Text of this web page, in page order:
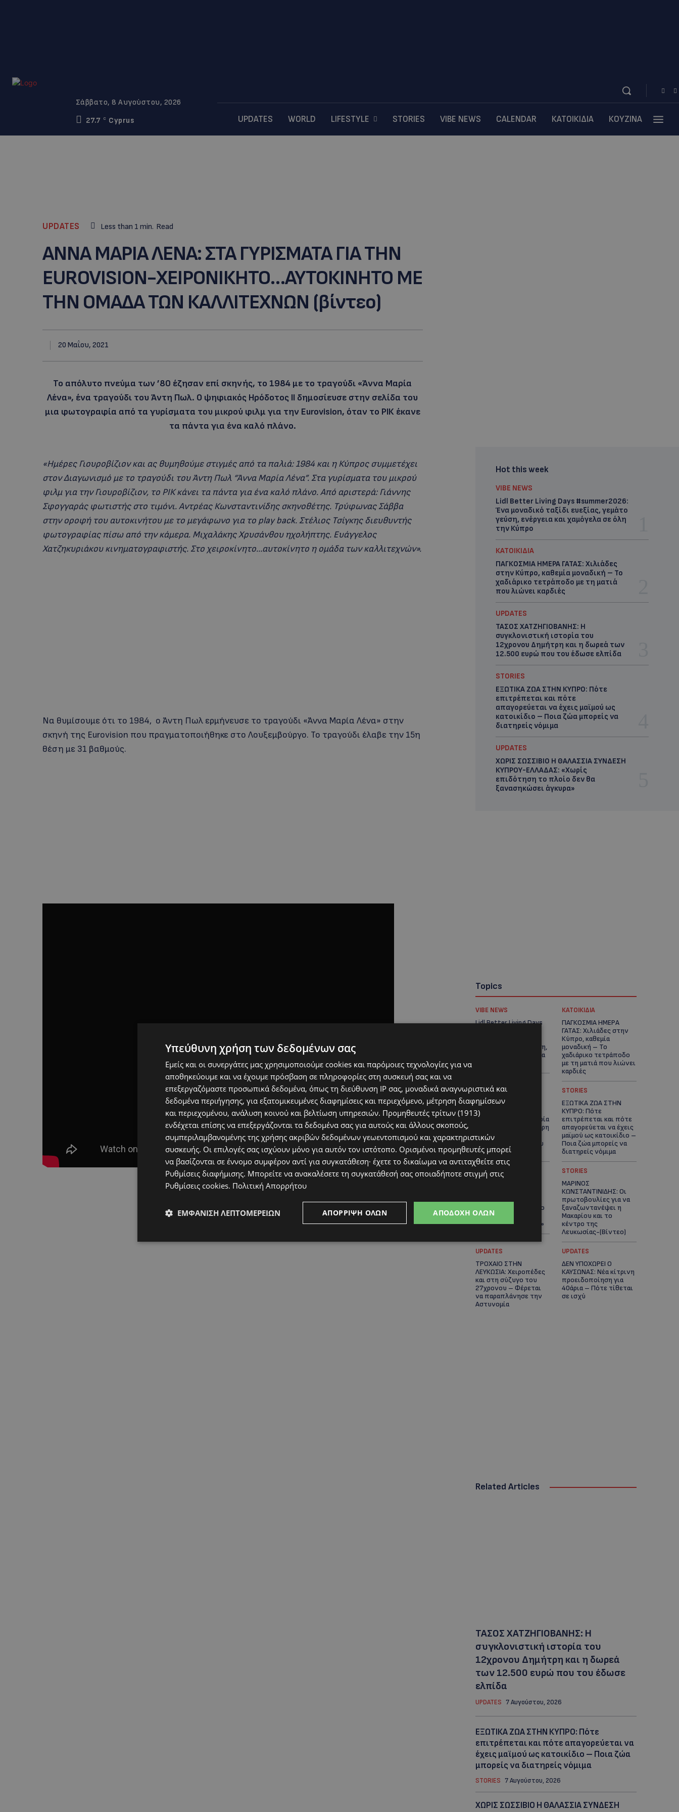
Σάββατο, 8 Αυγούστου, 2026
27.7
C Cyprus UPDATES WORLD LIFESTYLE STORIES VIBE NEWS CALENDAR ΚΑΤΟΙΚΙΔΙΑ ΚΟΥΖΙΝΑ
UPDATES Less than 1 min. Read
AΝΝΑ ΜΑΡΙΑ ΛΕΝΑ: ΣΤΑ ΓΥΡΙΣΜΑΤΑ ΓΙΑ ΤΗΝ
ΕUROVISION-ΧΕΙΡΟΝΙΚΗΤΟ…ΑΥΤΟΚΙΝΗΤΟ ΜΕ
ΤΗΝ ΟΜΑΔΑ ΤΩΝ ΚΑΛΛΙΤΕΧΝΩΝ (βίντεο)
20 Μαΐου, 2021
To απόλυτο πνεύμα των ’80 έζησαν επί σκηνής, το 1984 με το τραγούδι «Άννα Μαρία
Λένα», ένα τραγούδι του Άντη Πωλ. Ο ψηφιακός Ηρόδοτος ΙΙ δημοσίευσε στην σελίδα του
μια φωτογραφία από τα γυρίσματα του μικρού φιλμ για την Eurovision, όταν το ΡΙΚ έκανε
τα πάντα για ένα καλό πλάνο.
«Ημέρες Γιουροβίζιον και ας θυμηθούμε στιγμές από τα παλιά: 1984 και η Κύπρος συμμετέχει
στον Διαγωνισμό με το τραγούδι του Άντη Πωλ “Άννα Μαρία Λένα”. Στα γυρίσματα του μικρού
φιλμ για την Γιουροβίζιον, το ΡΙΚ κάνει τα πάντα για ένα καλό πλάνο. Από αριστερά: Γιάννης
Σφογγαράς φωτιστής στο τιμόνι. Αντρέας Κωνσταντινίδης σκηνοθέτης. Τρύφωνας Σάββα
στην οροφή του αυτοκινήτου με το μεγάφωνο για το play back. Στέλιος Τσίγκης διευθυντής
φωτογραφίας πίσω από την κάμερα. Μιχαλάκης Χρυσάνθου ηχολήπτης. Ευάγγελος
Χατζηκυριάκου κινηματογραφιστής. Στο χειροκίνητο…αυτοκίνητο η ομάδα των καλλιτεχνών».
Να θυμίσουμε ότι το 1984, ο Άντη Πωλ ερμήνευσε το τραγούδι «Άννα Μαρία Λένα» στην
σκηνή της Eurovision που πραγματοποιήθηκε στο Λουξεμβούργο. Το τραγούδι έλαβε την 15η
θέση με 31 βαθμούς.
Hot this week
VIBE NEWS
Lidl Better Living Days #summer2026:
Ένα μοναδικό ταξίδι ευεξίας, γεμάτο
γεύση, ενέργεια και χαμόγελα σε όλη
την Κύπρο
ΚΑΤΟΙΚΙΔΙΑ
ΠΑΓΚΟΣΜΙΑ ΗΜΕΡΑ ΓΑΤΑΣ: Χιλιάδες
στην Κύπρο, καθεμία μοναδική – Το
χαδιάρικο τετράποδο με τη ματιά
που λιώνει καρδιές
UPDATES
ΤΑΣΟΣ ΧΑΤΖΗΓΙΟΒΑΝΗΣ: Η
συγκλονιστική ιστορία του
12χρονου Δημήτρη και η δωρεά των
12.500 ευρώ που του έδωσε ελπίδα
STORIES
ΕΞΩΤΙΚΑ ΖΩΑ ΣΤΗΝ ΚΥΠΡΟ: Πότε
επιτρέπεται και πότε
απαγορεύεται να έχεις μαϊμού ως
κατοικίδιο – Ποια ζώα μπορείς να
διατηρείς νόμιμα
UPDATES
ΧΩΡΙΣ ΣΩΣΣΙΒΙΟ Η ΘΑΛΑΣΣΙΑ ΣΥΝΔΕΣΗ
ΚΥΠΡΟΥ-ΕΛΛΑΔΑΣ: «Χωρίς
επιδότηση το πλοίο δεν θα
ξανασηκώσει άγκυρα»
Topics
VIBE NEWS
Lidl Better Living Days
ευεξίας, γεμάτο γεύση,
ενέργεια και χαμόγελα
ΚΑΤΟΙΚΙΔΙΑ
ΠΑΓΚΟΣΜΙΑ ΗΜΕΡΑ
ΓΑΤΑΣ: Χιλιάδες στην
Κύπρο, καθεμία
μοναδική – Το
χαδιάρικο τετράποδο
με τη ματιά που λιώνει
καρδιές
UPDATES
ΤΑΣΟΣ
ΧΑΤΖΗΓΙΟΒΑΝΗΣ: Η
συγκλονιστική ιστορία
του 12χρονου Δημήτρη
και η δωρεά των
12.500 ευρώ που του
έδωσε ελπίδα
STORIES
ΕΞΩΤΙΚΑ ΖΩΑ ΣΤΗΝ
ΚΥΠΡΟ: Πότε
επιτρέπεται και πότε
απαγορεύεται να έχεις
μαϊμού ως κατοικίδιο –
Ποια ζώα μπορείς να
διατηρείς νόμιμα
UPDATES
«Χωρίς επιδότηση το
πλοίο δεν θα
ξανασηκώσει άγκυρα»
STORIES
ΜΑΡΙΝΟΣ
ΚΩΝΣΤΑΝΤΙΝΙΔΗΣ: Οι
πρωτοβουλίες για να
ξαναζωντανέψει η
Μακαρίου και το
κέντρο της
Λευκωσίας-(Βίντεο)
UPDATES
ΤΡΟΧΑΙΟ ΣΤΗΝ
ΛΕΥΚΩΣΙΑ: Χειροπέδες
και στη σύζυγο του
27χρονου – Φέρεται
να παραπλάνησε την
Αστυνομία
UPDATES
ΔΕΝ ΥΠΟΧΩΡΕΙ Ο
ΚΑΥΣΩΝΑΣ: Νέα κίτρινη
προειδοποίηση για
40άρια – Πότε τίθεται
σε ισχύ
Related Articles
ΤΑΣΟΣ ΧΑΤΖΗΓΙΟΒΑΝΗΣ: Η
συγκλονιστική ιστορία του
12χρονου Δημήτρη και η δωρεά
των 12.500 ευρώ που του έδωσε
ελπίδα
UPDATES 7 Αυγούστου, 2026
ΕΞΩΤΙΚΑ ΖΩΑ ΣΤΗΝ ΚΥΠΡΟ: Πότε
επιτρέπεται και πότε απαγορεύεται να
έχεις μαϊμού ως κατοικίδιο – Ποια ζώα
μπορείς να διατηρείς νόμιμα
STORIES 7 Αυγούστου, 2026
ΧΩΡΙΣ ΣΩΣΣΙΒΙΟ Η ΘΑΛΑΣΣΙΑ ΣΥΝΔΕΣΗ
Υπεύθυνη χρήση των δεδομένων σας
Εμείς και οι συνεργάτες μας χρησιμοποιούμε cookies και παρόμοιες τεχνολογίες για να
αποθηκεύουμε και να έχουμε πρόσβαση σε πληροφορίες στη συσκευή σας και να
επεξεργαζόμαστε προσωπικά δεδομένα, όπως τη διεύθυνση IP σας, μοναδικά αναγνωριστικά και
δεδομένα περιήγησης, για εξατομικευμένες διαφημίσεις και περιεχόμενο, μέτρηση διαφημίσεων
και περιεχομένου, ανάλυση κοινού και βελτίωση υπηρεσιών. Προμηθευτές τρίτων (1913)
ενδέχεται επίσης να επεξεργάζονται τα δεδομένα σας για αυτούς και άλλους σκοπούς,
συμπεριλαμβανομένης της χρήσης ακριβών δεδομένων γεωεντοπισμού και χαρακτηριστικών
συσκευής. Οι επιλογές σας ισχύουν μόνο για αυτόν τον ιστότοπο. Ορισμένοι προμηθευτές μπορεί
να βασίζονται σε έννομο συμφέρον αντί για συγκατάθεση· έχετε το δικαίωμα να αντιταχθείτε στις
Ρυθμίσεις διαφήμισης. Μπορείτε να ανακαλέσετε τη συγκατάθεσή σας οποιαδήποτε στιγμή στις
Ρυθμίσεις cookies. Πολιτική Απορρήτου
ΑΠΟΔΟΧΉ ΌΛΩΝ
ΑΠΌΡΡΙΨΗ ΌΛΩΝ
ΕΜΦΆΝΙΣΗ ΛΕΠΤΟΜΕΡΕΙΏΝ